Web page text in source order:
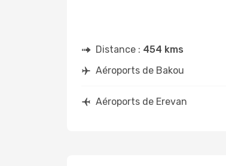
Distance : 454 kms
Aéroports de Bakou
Aéroports de Erevan